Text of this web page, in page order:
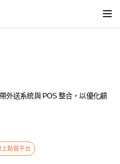
外送系統與 POS 整合，以優化顧
上點餐平台